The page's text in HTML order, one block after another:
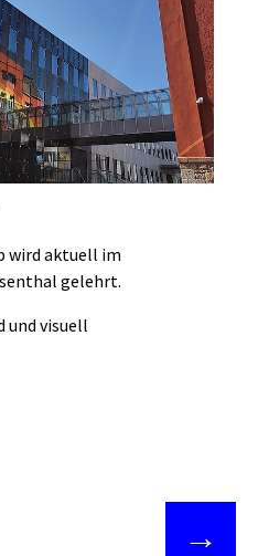
wird aktuell im
gelehrt.
und visuell
→